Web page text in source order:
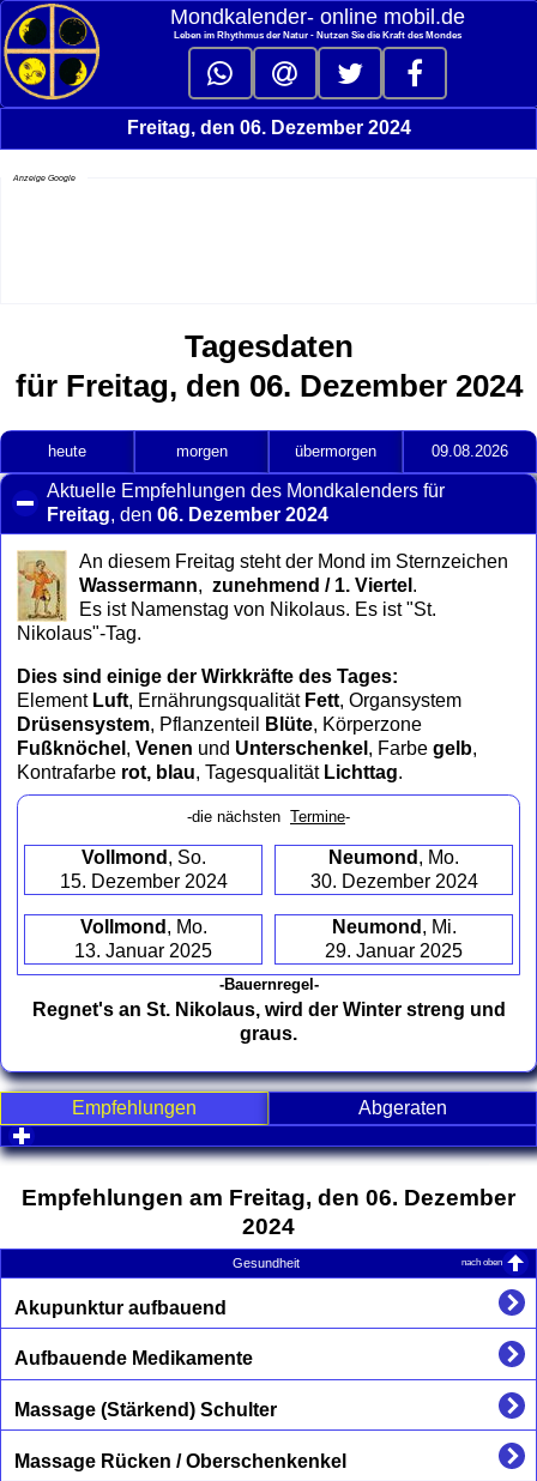
Mondkalender‑ online mobil.de
Leben im Rhythmus der Natur - Nutzen Sie die Kraft des Mondes
Freitag, den 06. Dezember 2024
Anzeige Google
Tagesdaten
für Freitag, den 06. Dezember 2024
heute morgen übermorgen 09.08.2026
Aktuelle Empfehlungen des Mondkalenders für
Freitag, den06. Dezember 2024
to
collapse
contents
An diesem Freitag steht der Mond im Sternzeichen
Wassermann, zunehmend / 1. Viertel .
Es ist Namenstag von Nikolaus. Es ist "St.
Nikolaus"-Tag.
Dies sind einige der Wirkkräfte des Tages:
Element Luft, Ernährungsqualität Fett, Organsystem
Drüsensystem, Pflanzenteil Blüte, Körperzone
Fußknöchel , Venen und Unterschenkel , Farbe gelb,
Kontrafarbe rot, blau, Tagesqualität Lichttag.
-die nächsten Termine-
Vollmond , So.
15. Dezember 2024
Neumond , Mo.
30. Dezember 2024
Vollmond , Mo.
13. Januar 2025
Neumond , Mi.
29. Januar 2025
-Bauernregel-
Regnet's an St. Nikolaus, wird der Winter streng und
graus.
Empfehlungen
Abgeraten
click to expand contents
Empfehlungen am Freitag, den 06. Dezember
2024
Gesundheit nach oben
Akupunktur aufbauend
Aufbauende Medikamente
Massage (Stärkend) Schulter
Massage Rücken / Oberschenkenkel